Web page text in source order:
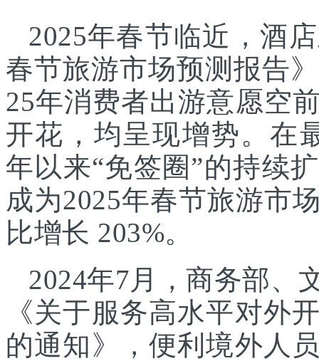
2025年春节临近，酒
春节旅游市场预测报告
25年消费者出游意愿空
开花，均呈现增势。在
年以来“免签圈”的持续
成为2025年春节旅游市
比增长 203%。
2024年7月，商务部、
《关于服务高水平对外
的通知》，便利境外人